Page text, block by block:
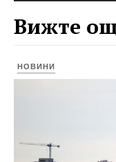
Вижте
НОВИНИ